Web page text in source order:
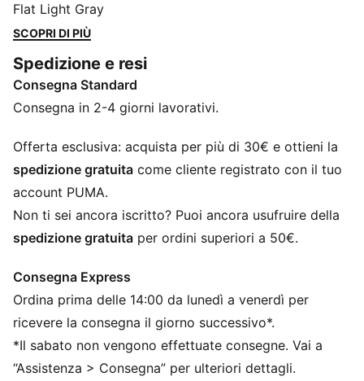
e una stabilità senza pari. Il design leggero e
l'imbottitura Ortholite® garantiscono una vestibilità
CARATTERISTICHE + VANTAGGI
La tomaia delle scarpe è realizzata con almeno il 30%
di materiali riciclati
tomaia K-BETTER™ non a base animale per una nuova
e migliorata interpretazione del tocco, del comfort e
della durata è all’altezza del nome KING
aumenta il comfort
GRIPCONTROL 3D: la struttura a coste sul lato
DETTAGLI
Suola leggera con contrafforte sul tallone e rinforzo di
stabilità per la massima manovrabilità sulle superfici
FG/AG.
La struttura slip-on in maglia con collo basso assicura
Flat Light Gray
SCOPRI DI PIÙ
Spedizione e resi
Consegna Standard
Consegna in 2-4 giorni lavorativi.
Offerta esclusiva: acquista per più di 30€ e ottieni la
spedizione gratuita come cliente registrato con il tuo
account PUMA.
Non ti sei ancora iscritto? Puoi ancora usufruire della
spedizione gratuita per ordini superiori a 50€.
Consegna Express
Ordina prima delle 14:00 da lunedì a venerdì per
ricevere la consegna il giorno successivo*.
*Il sabato non vengono effettuate consegne. Vai a
“Assistenza > Consegna” per ulteriori dettagli.